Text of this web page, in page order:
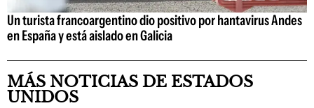
Un turista francoargentino dio positivo por hantavirus Andes
en España y está aislado en Galicia
MÁS NOTICIAS DE ESTADOS
UNIDOS